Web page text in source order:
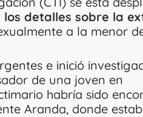
detalles sobre la
a la menor
e inició
de una joven en
habría sido
Aranda, donde